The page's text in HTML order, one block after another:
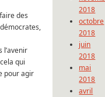
des
l’avenir
qui
pour agir
2018
octobre
2018
juin
2018
mai
2018
avril